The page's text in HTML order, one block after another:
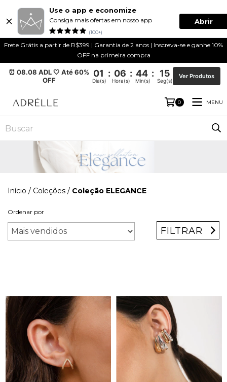
Use o app e economize
Consiga mais ofertas em nosso app
(100+)
Abrir
Frete Grátis a partir de R$399 | Garantia de 2 anos | Inscreva-se e ganhe 10%
OFF na primeira compra
⏰ 08.08 ADL 🤍 Até 60%
OFF
01 : 06 : 44 : 15
Dia(s) Hora(s) Min(s) Seg(s)
Ver Produtos
0 MENU
Início / Coleções / Coleção ELEGANCE
Ordenar por
FILTRAR